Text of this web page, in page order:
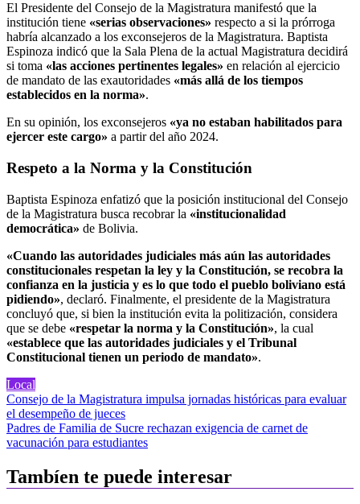
El Presidente del Consejo de la Magistratura manifestó que la
institución tiene «serias observaciones» respecto a si la prórroga
habría alcanzado a los exconsejeros de la Magistratura. Baptista
Espinoza indicó que la Sala Plena de la actual Magistratura decidirá
si toma «las acciones pertinentes legales» en relación al ejercicio
de mandato de las exautoridades «más allá de los tiempos
establecidos en la norma».
En su opinión, los exconsejeros «ya no estaban habilitados para
ejercer este cargo» a partir del año 2024.
Respeto a la Norma y la Constitución
Baptista Espinoza enfatizó que la posición institucional del Consejo
de la Magistratura busca recobrar la «institucionalidad
democrática» de Bolivia.
«Cuando las autoridades judiciales más aún las autoridades
constitucionales respetan la ley y la Constitución, se recobra la
confianza en la justicia y es lo que todo el pueblo boliviano está
pidiendo», declaró. Finalmente, el presidente de la Magistratura
concluyó que, si bien la institución evita la politización, considera
que se debe «respetar la norma y la Constitución», la cual
«establece que las autoridades judiciales y el Tribunal
Constitucional tienen un periodo de mandato».
Local
Navegación
de
entradas
Consejo de la Magistratura impulsa jornadas históricas para evaluar
el desempeño de jueces
Padres de Familia de Sucre rechazan exigencia de carnet de
vacunación para estudiantes
Tambíen te puede interesar